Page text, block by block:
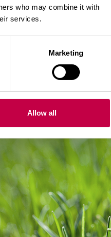
who may combine it with
services.
Marketing
Allow all